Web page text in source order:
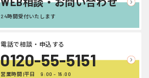
24時間受付いたします
0120-55-5151
電話で相談・申込する
営業時間 |平日 9:00 - 18:00